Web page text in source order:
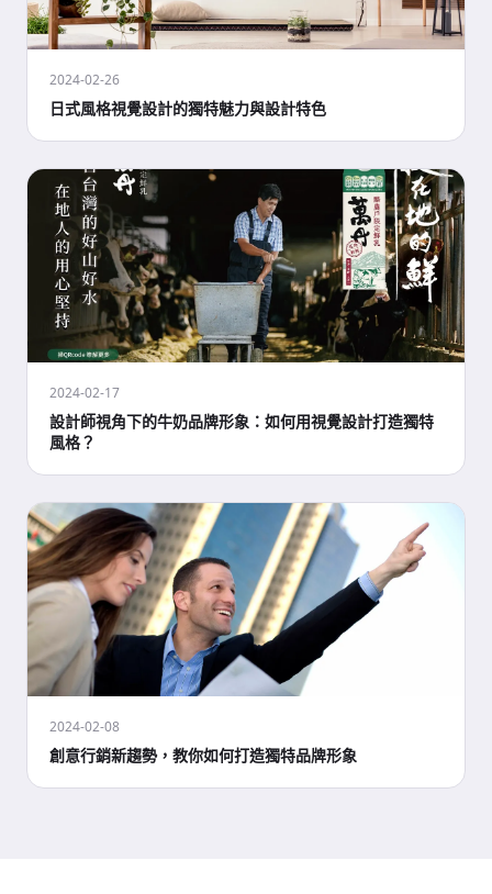
2024-02-26
日式風格視覺設計的獨特魅力與設計特色
2024-02-17
設計師視角下的牛奶品牌形象：如何用視覺設計打造獨特
風格？
2024-02-08
創意行銷新趨勢，教你如何打造獨特品牌形象